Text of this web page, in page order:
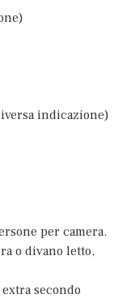
indicazione)
per camera.
o divano letto,
secondo